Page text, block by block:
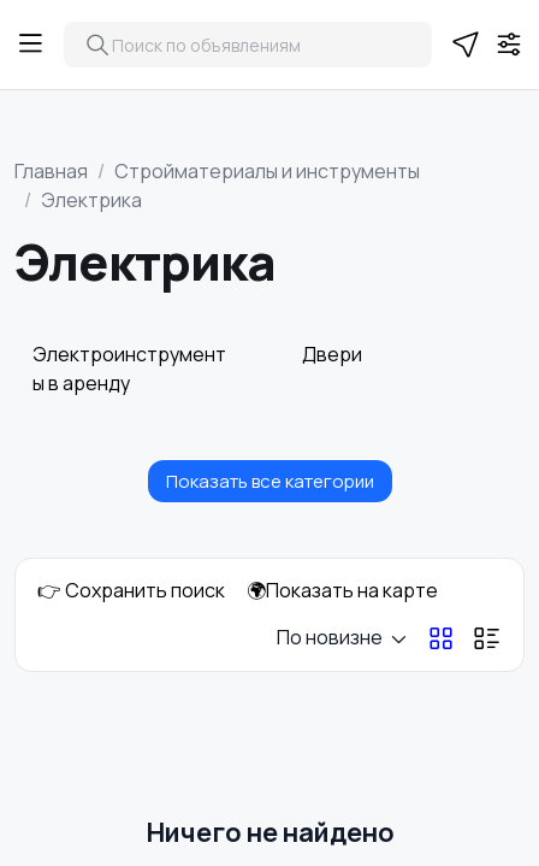
Главная
Стройматериалы и инструменты
Электрика
Электрика
Электроинструмент
ы в аренду
Двери
Измерительные
Окна
Потолки
Показать все категории
👉 Сохранить поиск
🌍Показать на карте
По новизне
Ничего не найдено